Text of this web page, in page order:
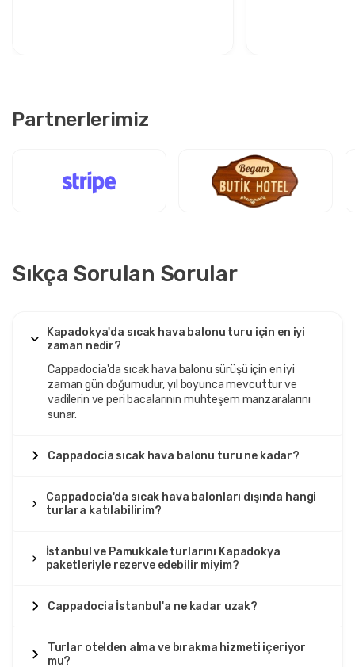
Partnerlerimiz
Sıkça Sorulan Sorular
Kapadokya'da sıcak hava balonu turu için en iyi
zaman nedir?
Cappadocia'da sıcak hava balonu sürüşü için en iyi
zaman gün doğumudur, yıl boyunca mevcuttur ve
vadilerin ve peri bacalarının muhteşem manzaralarını
sunar.
Cappadocia sıcak hava balonu turu ne kadar?
Cappadocia'da sıcak hava balonları dışında hangi
turlara katılabilirim?
İstanbul ve Pamukkale turlarını Kapadokya
paketleriyle rezerve edebilir miyim?
Cappadocia İstanbul'a ne kadar uzak?
Turlar otelden alma ve bırakma hizmeti içeriyor
mu?